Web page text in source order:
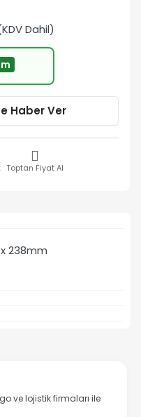
Dahil)
Haber Ver
Toptan Fiyat Al
238mm
ve lojistik firmaları ile